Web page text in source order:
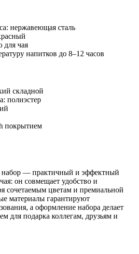
нержавеющая сталь
для чая
напитков до 8–12 часов
складной
полиэстер
покрытием
— практичный и эффектный
он совмещает удобство и
сочетаемым цветам и премиальной
материалы гарантируют
а оформление набора делает
для подарка коллегам, друзьям и